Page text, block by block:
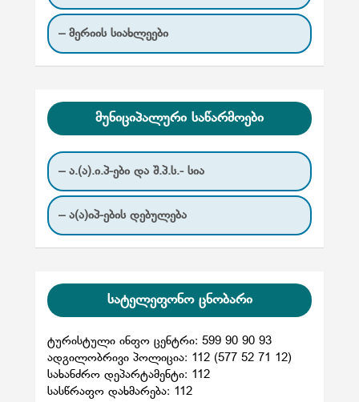
ლ
– მერიის სიახლეები
მუნიციპალური საწარმოები
– ა.(ა).ი.პ-ები და შ.პ.ს.- სია
– ა(ა)იპ-ების დებულება
სატელეფონო ცნობარი
ტურისტული ინფო ცენტრი: 599 90 90 93
ადგილობრივი პოლიცია: 112 (577 52 71 12)
სახანძრო დეპარტამენტი: 112
სასწრაფო დახმარება: 112